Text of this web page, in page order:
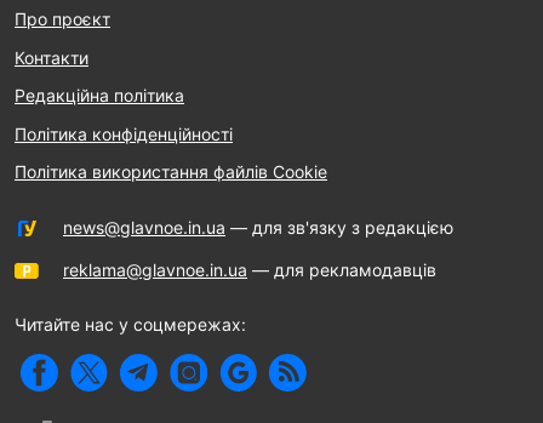
Про проєкт
Контакти
Редакційна політика
Політика конфіденційності
Політика використання файлів Cookie
news@glavnoe.in.ua — для зв'язку з редакцією
reklama@glavnoe.in.ua — для рекламодавців
Читайте нас у соцмережах: